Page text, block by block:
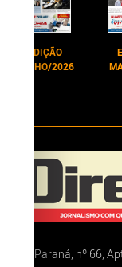
EDIÇÃO
JUNHO/2026
Rua Paraná, nº 66,